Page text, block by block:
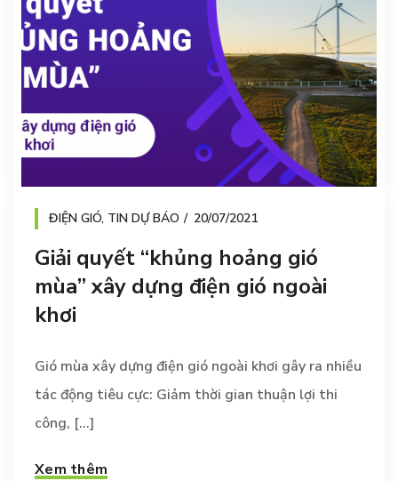
ĐIỆN GIÓ, TIN DỰ BÁO 20/07/2021
Giải quyết “khủng hoảng gió
mùa” xây dựng điện gió ngoài
khơi
Gió mùa xây dựng điện gió ngoài khơi gây ra nhiều
tác động tiêu cực: Giảm thời gian thuận lợi thi
công, [...]
Xem thêm